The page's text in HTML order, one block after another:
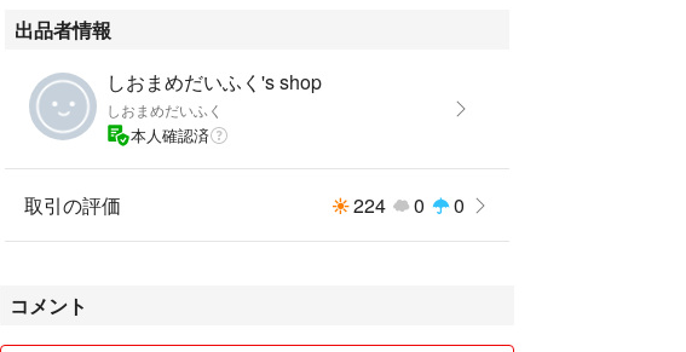
出品者情報
しおまめだいふく's shop
しおまめだいふく
本人確認済
取引の評価 224 0 0
コメント